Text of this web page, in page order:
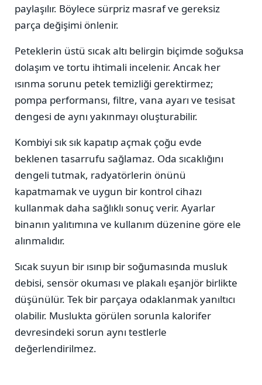
paylaşılır. Böylece sürpriz masraf ve gereksiz
parça değişimi önlenir.
Peteklerin üstü sıcak altı belirgin biçimde soğuksa
dolaşım ve tortu ihtimali incelenir. Ancak her
ısınma sorunu petek temizliği gerektirmez;
pompa performansı, filtre, vana ayarı ve tesisat
dengesi de aynı yakınmayı oluşturabilir.
Kombiyi sık sık kapatıp açmak çoğu evde
beklenen tasarrufu sağlamaz. Oda sıcaklığını
dengeli tutmak, radyatörlerin önünü
kapatmamak ve uygun bir kontrol cihazı
kullanmak daha sağlıklı sonuç verir. Ayarlar
binanın yalıtımına ve kullanım düzenine göre ele
alınmalıdır.
Sıcak suyun bir ısınıp bir soğumasında musluk
debisi, sensör okuması ve plakalı eşanjör birlikte
düşünülür. Tek bir parçaya odaklanmak yanıltıcı
olabilir. Muslukta görülen sorunla kalorifer
devresindeki sorun aynı testlerle
değerlendirilmez.